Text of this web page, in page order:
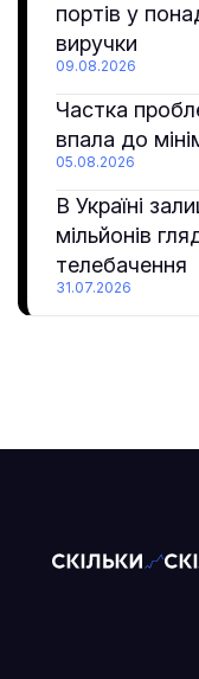
портів у
виручки
09.08.2026
Частка
впала до
05.08.2026
В Україні
мільйонів
телебачення
31.07.2026